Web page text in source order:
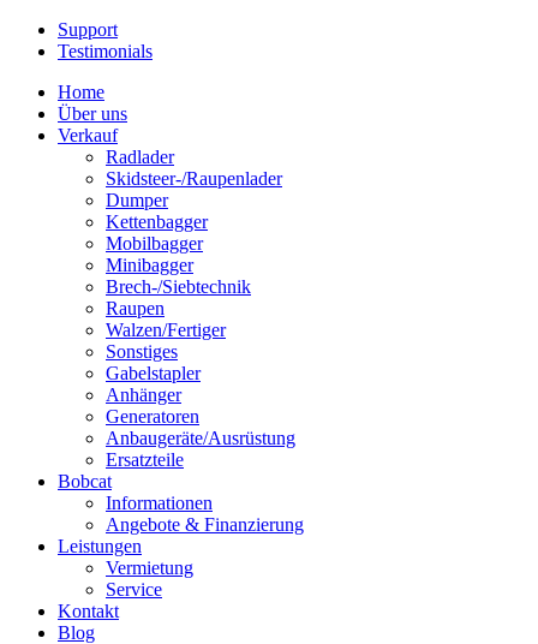
Support
Testimonials
Home
Über uns
Verkauf
Radlader
Skidsteer-/Raupenlader
Dumper
Kettenbagger
Mobilbagger
Minibagger
Brech-/Siebtechnik
Raupen
Walzen/Fertiger
Sonstiges
Gabelstapler
Anhänger
Generatoren
Anbaugeräte/Ausrüstung
Ersatzteile
Bobcat
Informationen
Angebote & Finanzierung
Leistungen
Vermietung
Service
Kontakt
Blog